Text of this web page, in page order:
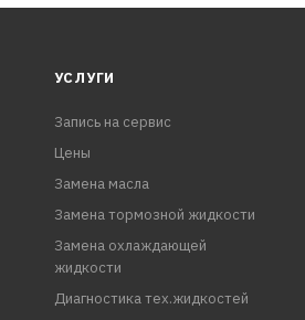
УСЛУГИ
Запись на сервис
Цены
Замена масла
Замена тормозной жидкости
Замена охлаждающей
жидкости
Диагностика тех.жидкостей